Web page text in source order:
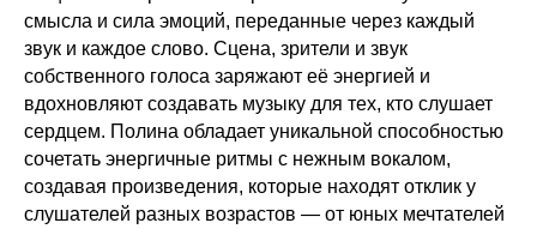
смысла и сила эмоций, переданные через каждый
звук и каждое слово. Сцена, зрители и звук
собственного голоса заряжают её энергией и
вдохновляют создавать музыку для тех, кто слушает
сердцем. Полина обладает уникальной способностью
сочетать энергичные ритмы с нежным вокалом,
создавая произведения, которые находят отклик у
слушателей разных возрастов — от юных мечтателей